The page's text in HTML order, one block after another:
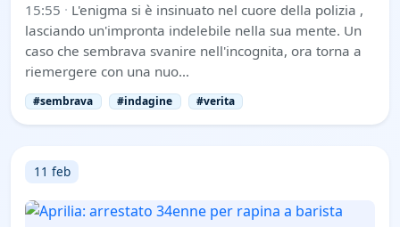
15:55 · L'enigma si è insinuato nel cuore della polizia ,
lasciando un'impronta indelebile nella sua mente. Un
caso che sembrava svanire nell'incognita, ora torna a
riemergere con una nuo…
#sembrava #indagine #verita
11 feb